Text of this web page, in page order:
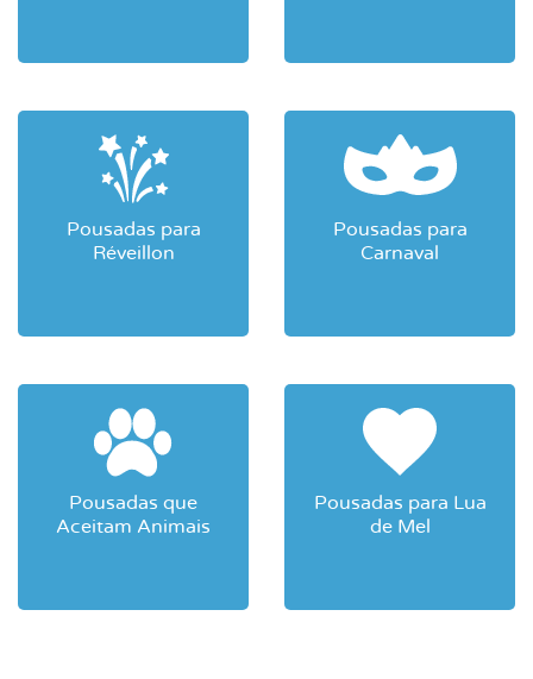
Pousadas para
Réveillon
Pousadas para
Carnaval
Pousadas que
Aceitam Animais
Pousadas para Lua
de Mel